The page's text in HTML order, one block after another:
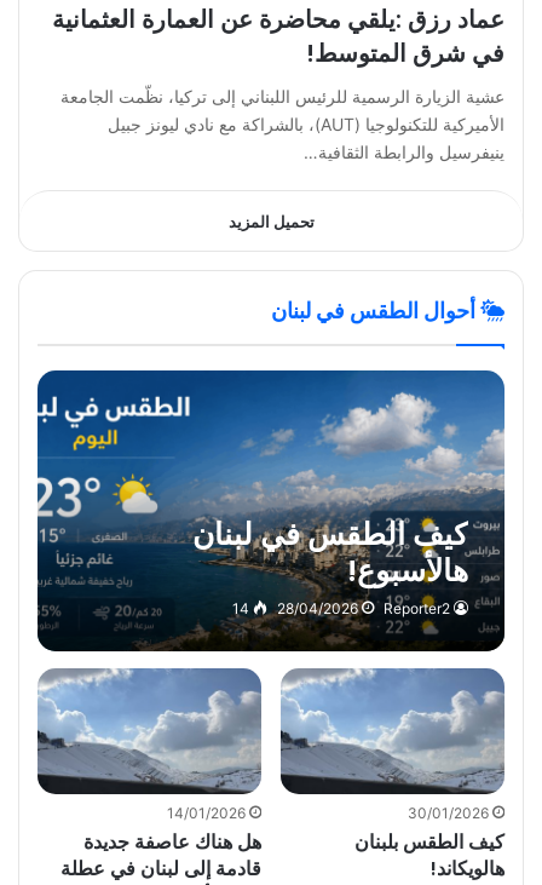
عماد رزق :يلقي محاضرة عن العمارة العثمانية
في شرق المتوسط!
عشية الزيارة الرسمية للرئيس اللبناني إلى تركيا، نظّمت الجامعة
الأميركية للتكنولوجيا (AUT)، بالشراكة مع نادي ليونز جبيل
ينيفرسيل والرابطة الثقافية…
تحميل المزيد
أحوال الطقس في لبنان
كيف الطقس في لبنان
هالأسبوع!
Reporter2
28/04/2026
14
30/01/2026
كيف الطقس بلبنان
هالويكاند!
14/01/2026
هل هناك عاصفة جديدة
قادمة إلى لبنان في عطلة